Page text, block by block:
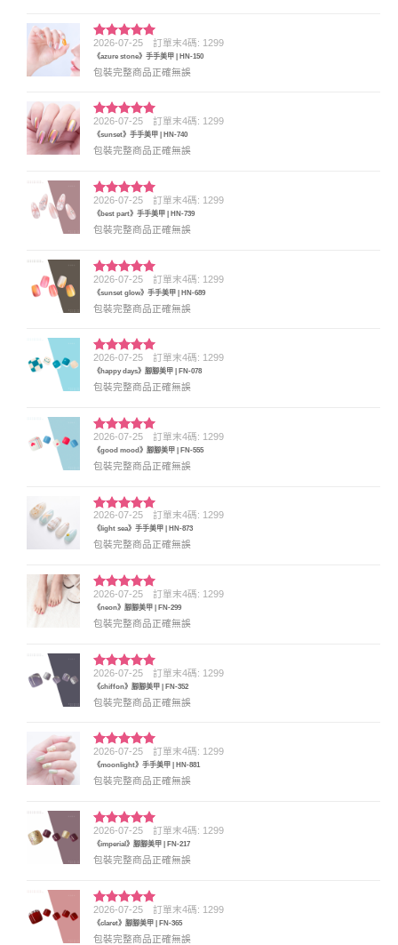
評分5滿
分 5
2026-07-25 訂單末4碼: 1299
《azure stone》手手美甲 | HN-150
包裝完整商品正確無誤
評分5 滿
分 5
2026-07-25 訂單末4碼: 1299
《sunset》手手美甲 | HN-740
包裝完整商品正確無誤
評分5 滿
分 5
2026-07-25 訂單末4碼: 1299
《best part》手手美甲 | HN-739
包裝完整商品正確無誤
評分5滿
分 5
2026-07-25 訂單末4碼: 1299
《sunset glow》手手美甲 | HN-689
包裝完整商品正確無誤
評分5 滿
分 5
2026-07-25 訂單末4碼: 1299
《happy days》腳腳美甲 | FN-078
包裝完整商品正確無誤
評分5 滿
分 5
2026-07-25 訂單末4碼: 1299
《good mood》腳腳美甲 | FN-555
包裝完整商品正確無誤
評分5 滿
分 5
2026-07-25 訂單末4碼: 1299
《light sea》手手美甲 | HN-873
包裝完整商品正確無誤
評分5 滿
分 5
2026-07-25 訂單末4碼: 1299
《neon》腳腳美甲 | FN-299
包裝完整商品正確無誤
評分5滿
分 5
2026-07-25 訂單末4碼: 1299
《chiffon》腳腳美甲 | FN-352
包裝完整商品正確無誤
評分5 滿
分 5
2026-07-25 訂單末4碼: 1299
《moonlight》手手美甲 | HN-881
包裝完整商品正確無誤
評分5 滿
分 5
2026-07-25 訂單末4碼: 1299
《imperial》腳腳美甲 | FN-217
包裝完整商品正確無誤
評分5滿
分 5
2026-07-25 訂單末4碼: 1299
《claret》腳腳美甲 | FN-365
包裝完整商品正確無誤